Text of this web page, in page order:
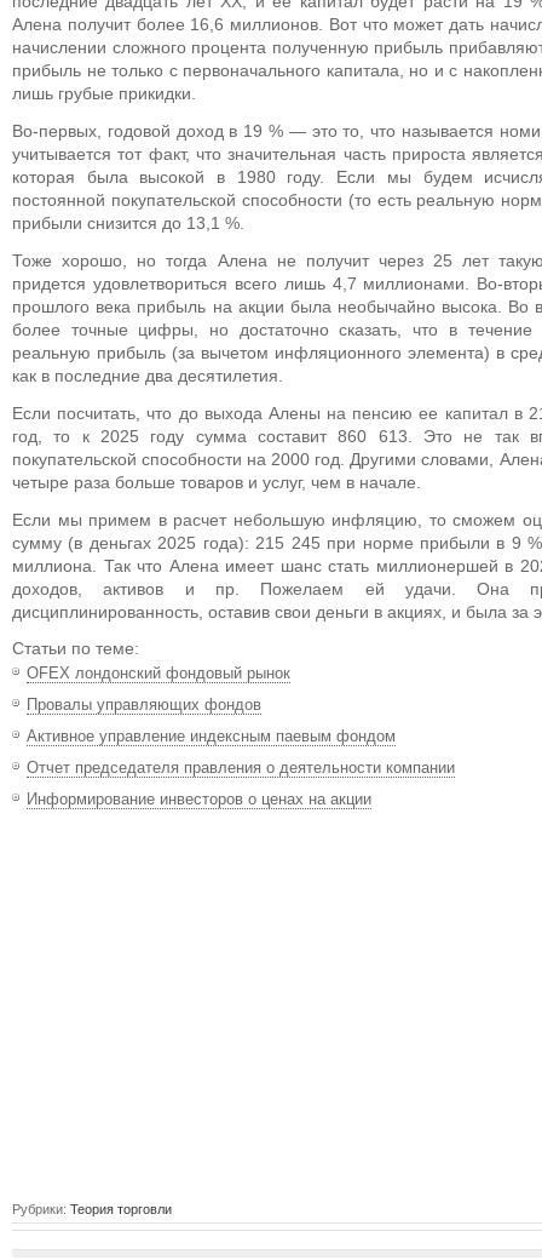
Алена получит более 16,6 миллионов. Вот что может дать
начислении сложного процента полученную прибыль
прибыль не только с первоначального капитала, но и с
лишь грубые прикидки.
Во-первых, годовой доход в 19 % — это то, что называется
учитывается тот факт, что значительная часть прироста
которая была высокой в 1980 году. Если мы будем
постоянной покупательской способности (то есть реальную
прибыли снизится до 13,1 %.
Тоже хорошо, но тогда Алена не получит через 25 лет
придется удовлетвориться всего лишь 4,7 миллионами. Во-
прошлого века прибыль на акции была необычайно высока. Во
более точные цифры, но достаточно сказать, что в течение
реальную прибыль (за вычетом инфляционного элемента) в
как в последние два десятилетия.
Если посчитать, что до выхода Алены на пенсию ее капитал в
год, то к 2025 году сумма составит 860 613. Это не так
покупательской способности на 2000 год. Другими словами,
четыре раза больше товаров и услуг, чем в начале.
Если мы примем в расчет небольшую инфляцию, то сможем
сумму (в деньгах 2025 года): 215 245 при норме прибыли в 9
миллиона. Так что Алена имеет шанс стать миллионершей в
доходов, активов и пр. Пожелаем ей удачи. Она
дисциплинированность, оставив свои деньги в акциях, и была за
Статьи по теме:
OFEX лондонский фондовый рынок
Провалы управляющих фондов
Активное управление индексным паевым фондом
Отчет председателя правления о деятельности компании
Информирование инвесторов о ценах на акции
Рубрики: Теория торговли